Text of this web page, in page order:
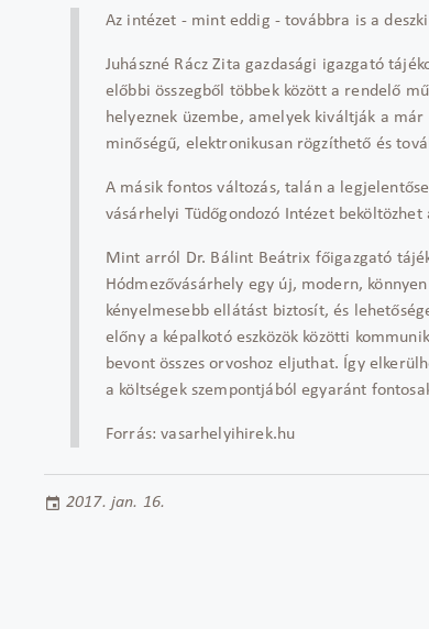
Az intézet - mint eddig - továbbra is a
Juhászné Rácz Zita gazdasági igazgató
előbbi összegből többek között a rendelő
helyeznek üzembe, amelyek kiváltják a
minőségű, elektronikusan rögzíthető és
A másik fontos változás, talán a
vásárhelyi Tüdőgondozó Intézet
Mint arról Dr. Bálint Beátrix főigazgató
Hódmezővásárhely egy új, modern,
kényelmesebb ellátást biztosít, és
előny a képalkotó eszközök közötti
bevont összes orvoshoz eljuthat. Így
a költségek szempontjából egyaránt
Forrás: vasarhelyihirek.hu
2017. jan. 16.